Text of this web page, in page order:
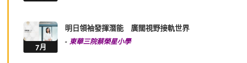
7月
明日領袖發揮潛能 廣闊視野接軌世界
-東華三院蔡榮星小學